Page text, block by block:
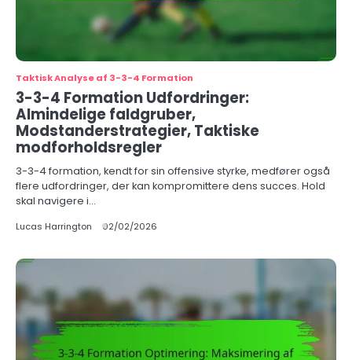
Taktisk Analyse af 3-3-4 Formation
3-3-4 Formation Udfordringer:
Almindelige faldgruber,
Modstanderstrategier, Taktiske
modforholdsregler
3-3-4 formation, kendt for sin offensive styrke, medfører også
flere udfordringer, der kan kompromittere dens succes. Hold
skal navigere i…
Lucas Harrington 02/02/2026